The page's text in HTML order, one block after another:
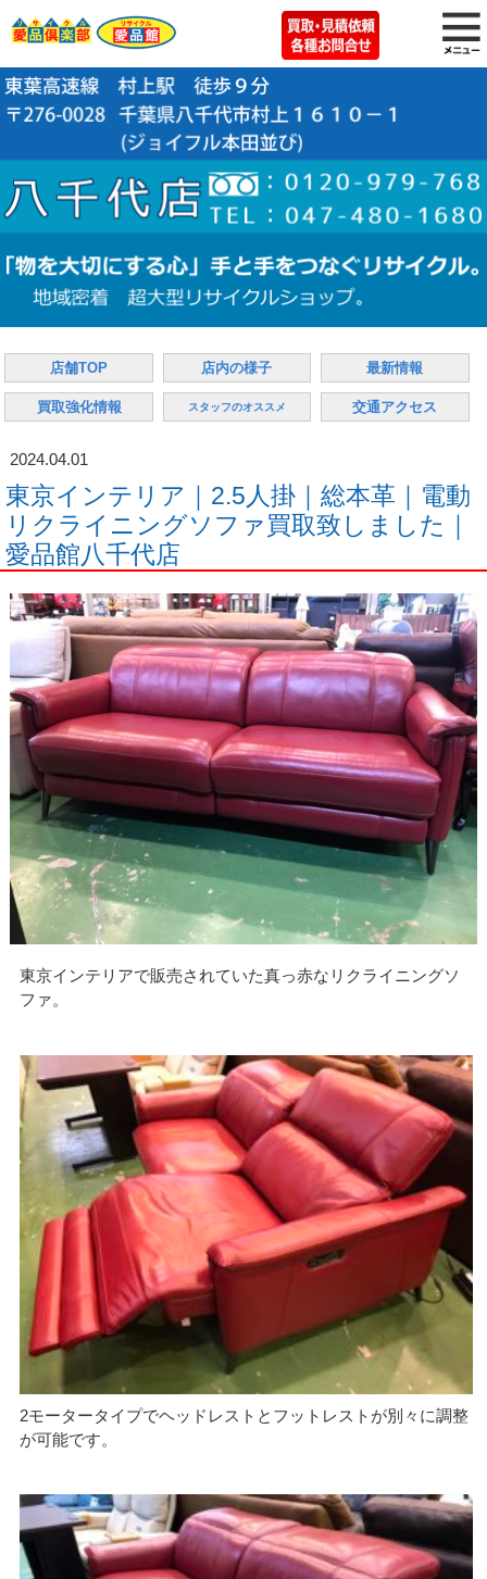
店舗TOP 店内の様子 最新情報
買取強化情報 スタッフのオススメ 交通アクセス
2024.04.01
東京インテリア｜2.5人掛｜総本革｜電動
リクライニングソファ買取致しました｜
愛品館八千代店
東京インテリアで販売されていた真っ赤なリクライニングソ
ファ。
2モータータイプでヘッドレストとフットレストが別々に調整
が可能です。